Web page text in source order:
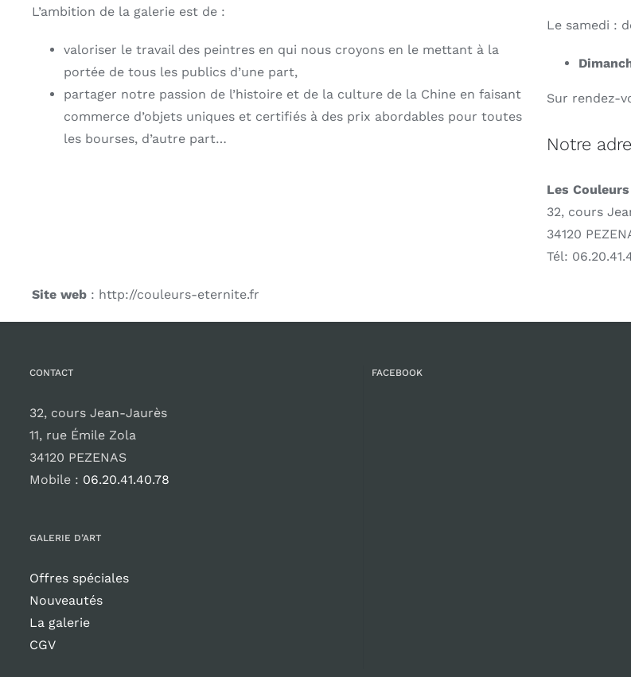
L’ambition de la galerie est de :
valoriser le travail des peintres en qui nous croyons en le mettant à la
portée de tous les publics d’une part,
partager notre passion de l’histoire et de la culture de la Chine en faisant
commerce d’objets uniques et certifiés à des prix abordables pour toutes
les bourses, d’autre part…
Le samedi :
Sur rendez-
Notre
Les
32, cours
34120
Tél:
Site web : http://couleurs-eternite.fr
CONTACT
32, cours Jean-Jaurès
11, rue Émile Zola
34120 PEZENAS
Mobile : 06.20.41.40.78
GALERIE D’ART
Offres spéciales
Nouveautés
La galerie
CGV
FACEBOOK